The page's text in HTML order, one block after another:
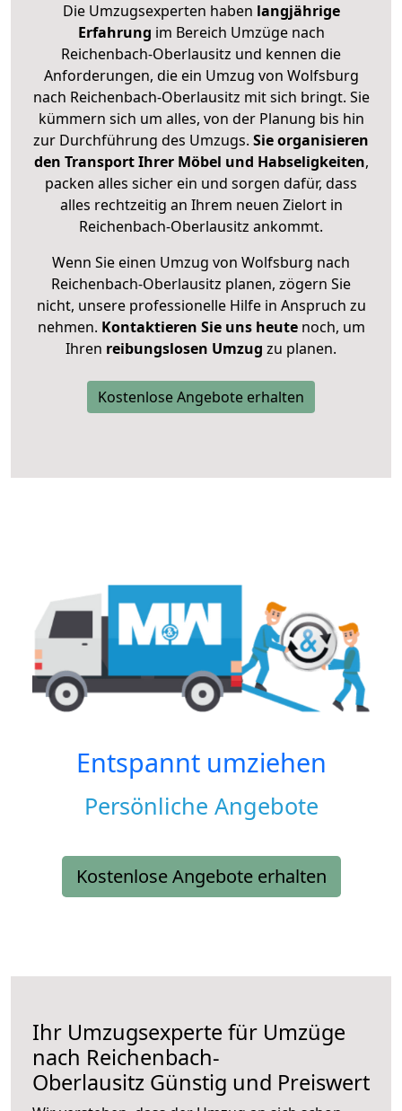
Die Umzugsexperten haben langjährige
Erfahrung im Bereich Umzüge nach
Reichenbach-Oberlausitz und kennen die
Anforderungen, die ein Umzug von Wolfsburg
nach Reichenbach-Oberlausitz mit sich bringt. Sie
kümmern sich um alles, von der Planung bis hin
zur Durchführung des Umzugs. Sie organisieren
den Transport Ihrer Möbel und Habseligkeiten,
packen alles sicher ein und sorgen dafür, dass
alles rechtzeitig an Ihrem neuen Zielort in
Reichenbach-Oberlausitz ankommt.
Wenn Sie einen Umzug von Wolfsburg nach
Reichenbach-Oberlausitz planen, zögern Sie
nicht, unsere professionelle Hilfe in Anspruch zu
nehmen. Kontaktieren Sie uns heutenoch, um
Ihren reibungslosen Umzug zu planen.
Kostenlose Angebote erhalten
Entspannt umziehen
Persönliche Angebote
Kostenlose Angebote erhalten
Ihr Umzugsexperte für Umzüge
nach Reichenbach-
Oberlausitz Günstig und Preiswert